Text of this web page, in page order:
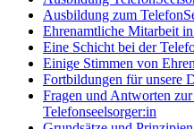
Ausbildung zum
Ehrenamtliche Mitarbeit
Eine Schicht bei der
Einige Stimmen von
Fortbildungen für unsere
Fragen und Antworten
Telefonseelsorger:in